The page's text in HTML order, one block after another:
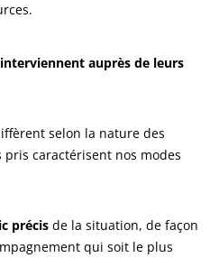
auprès de leurs
selon la nature des
caractérisent nos modes
précis de la situation, de façon
qui soit le plus